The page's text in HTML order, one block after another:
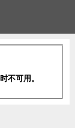
不可用。